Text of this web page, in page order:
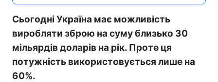
Сьогодні Україна має можливість
виробляти зброю на суму близько 30
мільярдів доларів на рік. Проте ця
потужність використовується лише на
60%.